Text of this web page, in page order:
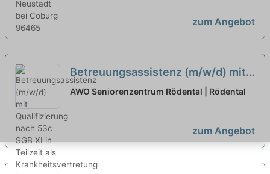
zum Angebot
Betreuungsassistenz (m/w/d) mit
Qualifizierung nach 53c SGB XI in
AWO Seniorenzentrum Rödental | Rödental
zum Angebot